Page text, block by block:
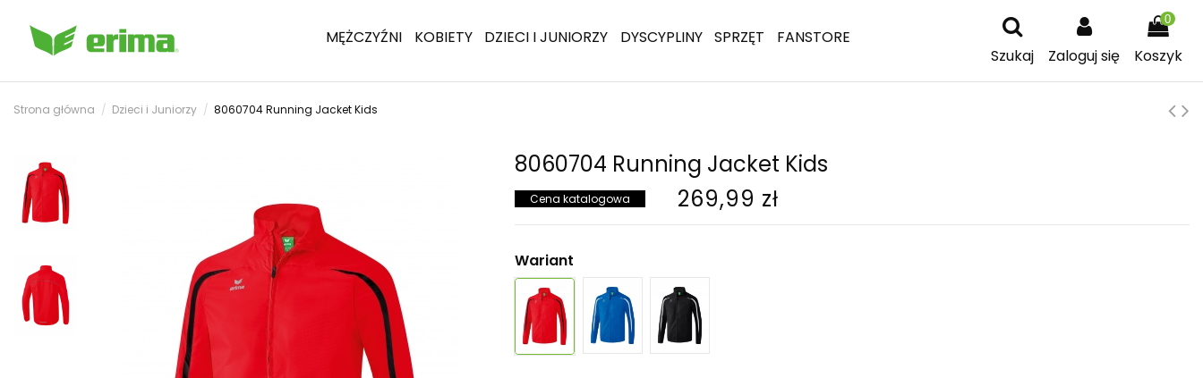
MĘŻCZYŹNI KOBIETY DZIECI I JUNIORZY DYSCYPLINY SPRZĘT
FANSTORE
Szukaj
Zaloguj się
0
Koszyk
Strona główna Dzieci i Juniorzy 8060704 Running Jacket Kids
8060704 Running Jacket Kids
Cena katalogowa 269,99 zł
Wariant